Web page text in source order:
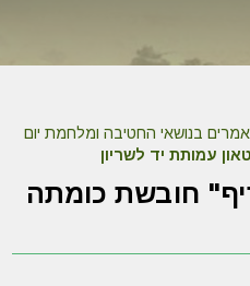
בנושאי החטיבה ומלחמת יום
עמותת יד לשריון
חובשת כומתה